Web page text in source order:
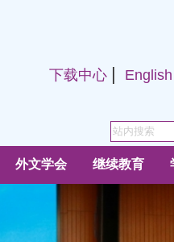
下载中心 | English
外文学会 继续教育